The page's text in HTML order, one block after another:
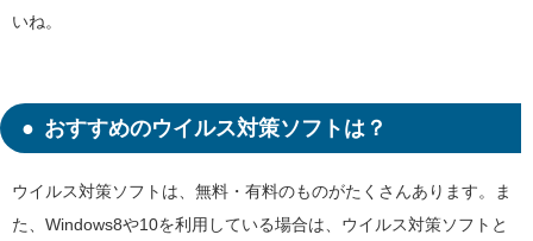
いね。
おすすめのウイルス対策ソフトは？
ウイルス対策ソフトは、無料・有料のものがたくさんあります。ま
た、Windows8や10を利用している場合は、ウイルス対策ソフトと